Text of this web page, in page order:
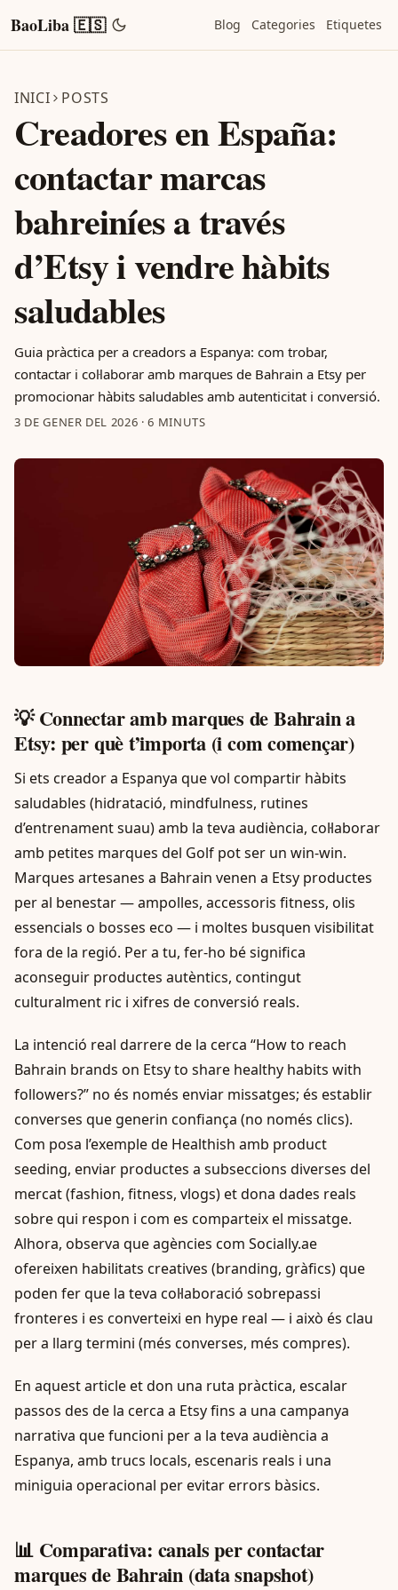
BaoLiba 🇪🇸 Blog Categories Etiquetes
INICI POSTS
Creadores en España:
contactar marcas
bahreiníes a través
d’Etsy i vendre hàbits
saludables
Guia pràctica per a creadors a Espanya: com trobar,
contactar i col·laborar amb marques de Bahrain a Etsy per
promocionar hàbits saludables amb autenticitat i conversió.
3 DE GENER DEL 2026 ·6 MINUTS
💡 Connectar amb marques de Bahrain a
Etsy: per què t’importa (i com començar)
Si ets creador a Espanya que vol compartir hàbits
saludables (hidratació, mindfulness, rutines
d’entrenament suau) amb la teva audiència, col·laborar
amb petites marques del Golf pot ser un win-win.
Marques artesanes a Bahrain venen a Etsy productes
per al benestar — ampolles, accessoris fitness, olis
essencials o bosses eco — i moltes busquen visibilitat
fora de la regió. Per a tu, fer-ho bé significa
aconseguir productes autèntics, contingut
culturalment ric i xifres de conversió reals.
La intenció real darrere de la cerca “How to reach
Bahrain brands on Etsy to share healthy habits with
followers?” no és només enviar missatges; és establir
converses que generin confiança (no només clics).
Com posa l’exemple de Healthish amb product
seeding, enviar productes a subseccions diverses del
mercat (fashion, fitness, vlogs) et dona dades reals
sobre qui respon i com es comparteix el missatge.
Alhora, observa que agències com Socially.ae
ofereixen habilitats creatives (branding, gràfics) que
poden fer que la teva col·laboració sobrepassi
fronteres i es converteixi en hype real — i això és clau
per a llarg termini (més converses, més compres).
En aquest article et don una ruta pràctica, escalar
passos des de la cerca a Etsy fins a una campanya
narrativa que funcioni per a la teva audiència a
Espanya, amb trucs locals, escenaris reals i una
miniguia operacional per evitar errors bàsics.
📊 Comparativa: canals per contactar
marques de Bahrain (data snapshot)